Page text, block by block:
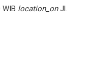
location_onJl.